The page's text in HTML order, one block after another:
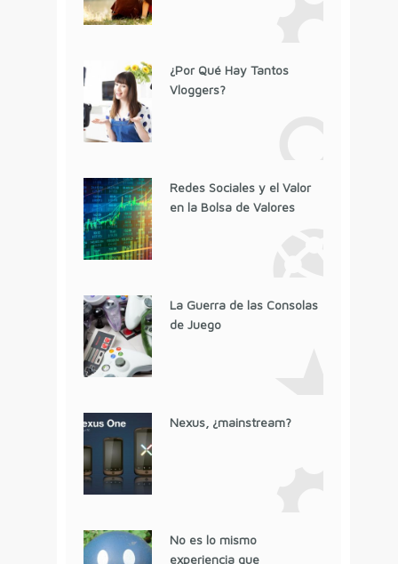
¿Por Qué Hay Tantos
Vloggers?
Redes Sociales y el Valor
en la Bolsa de Valores
La Guerra de las Consolas
de Juego
Nexus, ¿mainstream?
No es lo mismo
experiencia que